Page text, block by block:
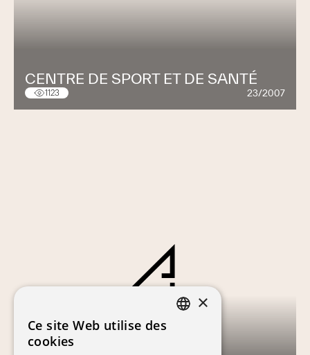
CENTRE DE SPORT ET DE SANTÉ
1123 23/2007
×
Ce site Web utilise des
cookies